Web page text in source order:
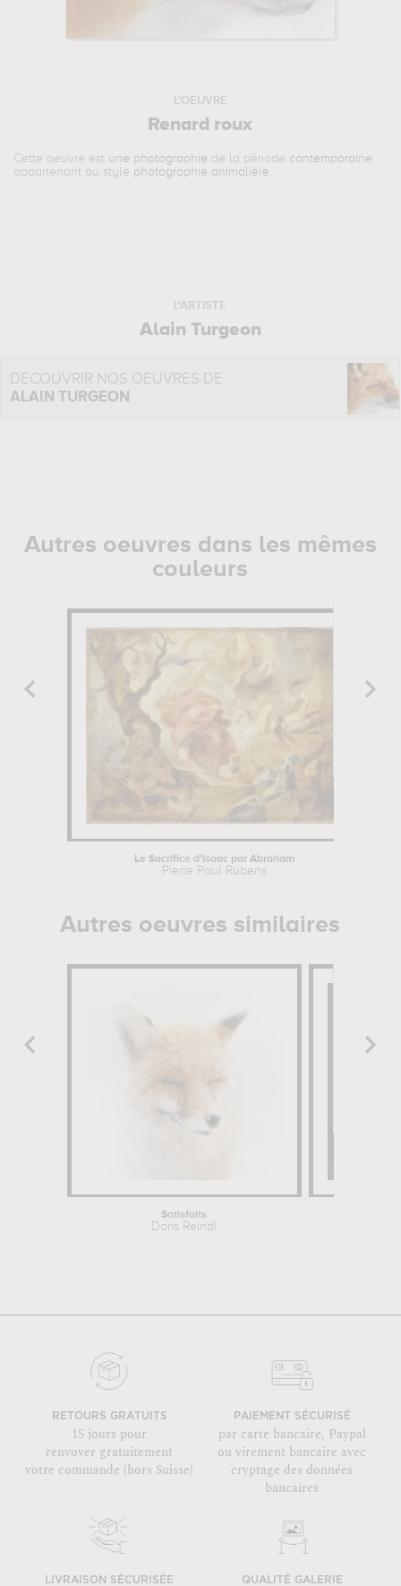
L'OEUVRE
Renard roux
Cette oeuvre est une photographie de la période contemporaine
appartenant au style photographie animalière.
L'ARTISTE
Alain Turgeon
DÉCOUVRIR NOS OEUVRES DE
ALAIN TURGEON
Autres oeuvres dans les mêmes
couleurs
Le Sacrifice d'Isaac par Abraham
Pierre Paul Rubens
Autres oeuvres similaires
Satisfaits
Doris Reindl
RETOURS GRATUITS
15 jours pour
renvoyer gratuitement
votre commande (hors Suisse)
PAIEMENT SÉCURISÉ
par carte bancaire, Paypal
ou virement bancaire avec
cryptage des données
bancaires
LIVRAISON SÉCURISÉE QUALITÉ GALERIE